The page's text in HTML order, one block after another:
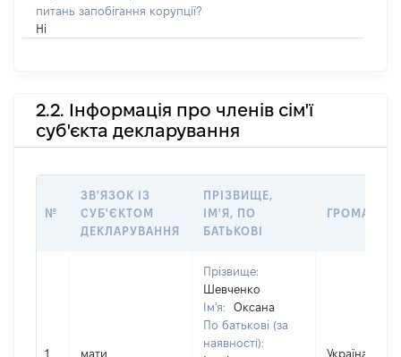
питань запобігання корупції?
Ні
2.2. Інформація про членів сім'ї
суб'єкта декларування
№
ЗВ'ЯЗОК ІЗ
СУБ'ЄКТОМ
ДЕКЛАРУВАННЯ
ПРІЗВИЩЕ,
ІМ'Я, ПО
БАТЬКОВІ
1 мати
Прізвище:
Шевченко
Ім'я:
Оксана
По батькові (за
наявності):
Україна